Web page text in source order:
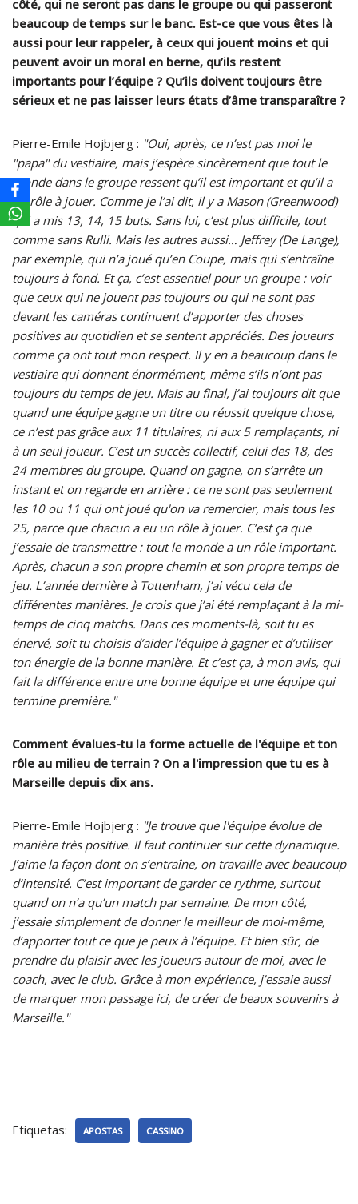
côté, qui ne seront pas dans le groupe ou qui passeront
beaucoup de temps sur le banc. Est-ce que vous êtes là
aussi pour leur rappeler, à ceux qui jouent moins et qui
peuvent avoir un moral en berne, qu’ils restent
importants pour l’équipe ? Qu’ils doivent toujours être
sérieux et ne pas laisser leurs états d’âme transparaître ?
Pierre-Emile Hojbjerg : "Oui, après, ce n’est pas moi le
"papa" du vestiaire, mais j’espère sincèrement que tout le
monde dans le groupe ressent qu’il est important et qu’il a
un rôle à jouer. Comme je l’ai dit, il y a Mason (Greenwood)
qui a mis 13, 14, 15 buts. Sans lui, c’est plus difficile, tout
comme sans Rulli. Mais les autres aussi… Jeffrey (De Lange),
par exemple, qui n’a joué qu’en Coupe, mais qui s’entraîne
toujours à fond. Et ça, c’est essentiel pour un groupe : voir
que ceux qui ne jouent pas toujours ou qui ne sont pas
devant les caméras continuent d’apporter des choses
positives au quotidien et se sentent appréciés. Des joueurs
comme ça ont tout mon respect. Il y en a beaucoup dans le
vestiaire qui donnent énormément, même s’ils n’ont pas
toujours du temps de jeu. Mais au final, j’ai toujours dit que
quand une équipe gagne un titre ou réussit quelque chose,
ce n’est pas grâce aux 11 titulaires, ni aux 5 remplaçants, ni
à un seul joueur. C’est un succès collectif, celui des 18, des
24 membres du groupe. Quand on gagne, on s’arrête un
instant et on regarde en arrière : ce ne sont pas seulement
les 10 ou 11 qui ont joué qu'on va remercier, mais tous les
25, parce que chacun a eu un rôle à jouer. C’est ça que
j’essaie de transmettre : tout le monde a un rôle important.
Après, chacun a son propre chemin et son propre temps de
jeu. L’année dernière à Tottenham, j’ai vécu cela de
différentes manières. Je crois que j’ai été remplaçant à la mi-
temps de cinq matchs. Dans ces moments-là, soit tu es
énervé, soit tu choisis d’aider l’équipe à gagner et d’utiliser
ton énergie de la bonne manière. Et c’est ça, à mon avis, qui
fait la différence entre une bonne équipe et une équipe qui
termine première."
Comment évalues-tu la forme actuelle de l'équipe et ton
rôle au milieu de terrain ? On a l'impression que tu es à
Marseille depuis dix ans.
Pierre-Emile Hojbjerg : "Je trouve que l'équipe évolue de
manière très positive. Il faut continuer sur cette dynamique.
J’aime la façon dont on s’entraîne, on travaille avec beaucoup
d’intensité. C’est important de garder ce rythme, surtout
quand on n’a qu’un match par semaine. De mon côté,
j’essaie simplement de donner le meilleur de moi-même,
d’apporter tout ce que je peux à l’équipe. Et bien sûr, de
prendre du plaisir avec les joueurs autour de moi, avec le
coach, avec le club. Grâce à mon expérience, j’essaie aussi
de marquer mon passage ici, de créer de beaux souvenirs à
Marseille."
Etiquetas: APOSTAS CASSINO